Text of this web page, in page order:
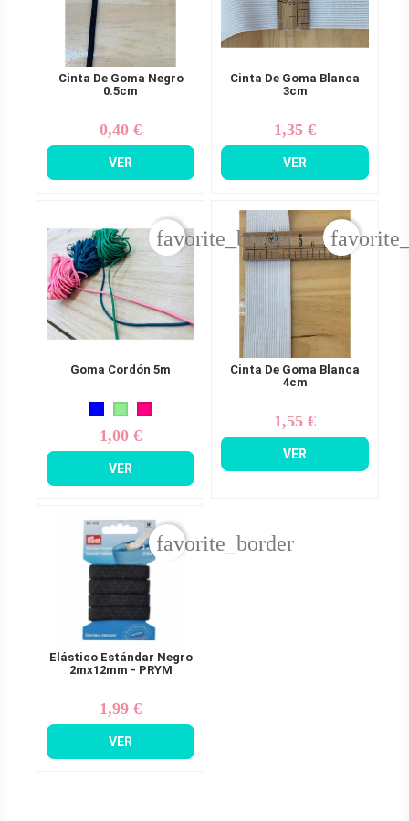
Cinta De Goma Negro
0.5cm
Precio
0,40 €
VER
Cinta De Goma Blanca
3cm
Precio
1,35 €
VER
Goma Cordón 5m
Precio
1,00 €
VER
favorite_border
Cinta De Goma Blanca
4cm
Precio
1,55 €
VER
Elástico Estándar Negro
2mx12mm - PRYM
Precio
1,99 €
VER
favorite_border